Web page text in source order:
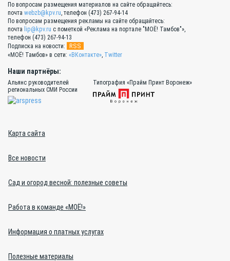
По вопросам размещения материалов на сайте обращайтесь:
почта webzb@kpv.ru, телефон (473) 267-94-14
По вопросам размещения рекламы на сайте обращайтесь:
почта lip@kpv.ru с пометкой «Реклама на портале "МОЁ! Тамбов"»,
телефон (473) 267-94-13
Подписка на новости:
RSS
«МОЁ! Тамбов» в сети: «ВКонтакте», Twitter
Наши партнёры:
Альянс руководителей
региональных СМИ России
Типография «Прайм Принт Воронеж»
Карта сайта
Все новости
Сад и огород весной: полезные советы
Работа в команде «МОЁ!»
Информация о платных услугах
Полезные материалы